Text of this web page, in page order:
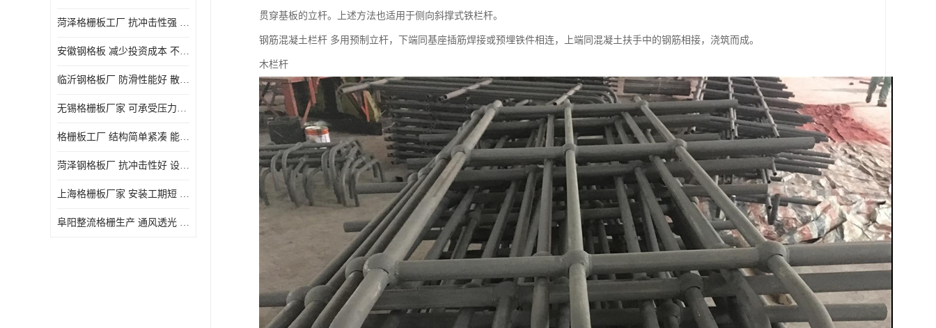
菏泽格栅板工厂 抗冲击性强 安装需要人工少
安徽钢格板 减少投资成本 不用清洗和维护
临沂钢格板厂 防滑性能好 散热防爆效果好
无锡格栅板厂家 可承受压力强 安装需要人工少
格栅板工厂 结构简单紧凑 能减少风力破坏
菏泽钢格板厂 抗冲击性好 设计规范 通风透光
上海格栅板厂家 安装工期短 通风好 减少风阻
阜阳整流格栅生产 通风透光 免清理和维护
贯穿基板的立杆。上述方法也适用于侧向斜撑式铁栏杆。
钢筋混凝土栏杆 多用预制立杆，下端同基座插筋焊接或预埋铁件相连，上端同混凝土扶手中的钢筋相接，浇筑而成。
木栏杆